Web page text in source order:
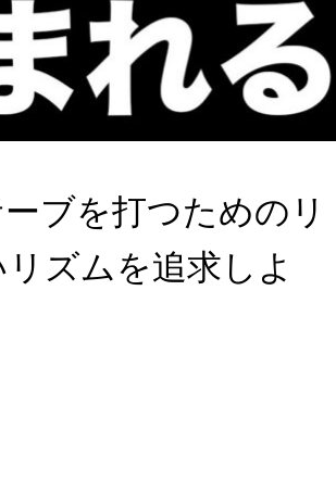
ブを打つためのリ
ズムを追求しよ